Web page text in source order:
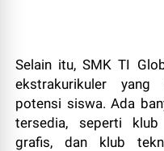
Selain itu, SMK TI
ekstrakurikuler yang
potensi siswa. Ada
tersedia, seperti
grafis, dan klub